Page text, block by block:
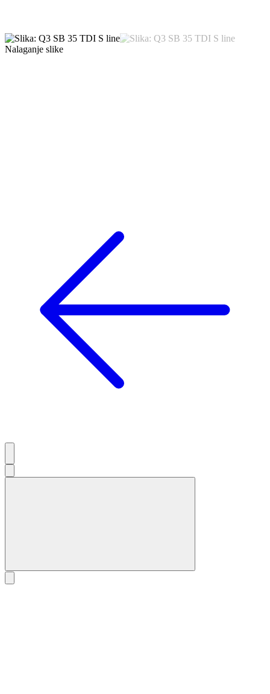
Nalaganje slike